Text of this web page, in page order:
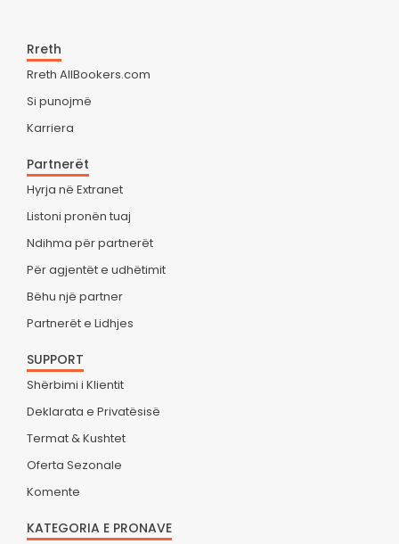
Rreth
Rreth AllBookers.com
Si punojmë
Karriera
Partnerët
Hyrja në Extranet
Listoni pronën tuaj
Ndihma për partnerët
Për agjentët e udhëtimit
Bëhu një partner
Partnerët e Lidhjes
SUPPORT
Shërbimi i Klientit
Deklarata e Privatësisë
Termat & Kushtet
Oferta Sezonale
Komente
KATEGORIA E PRONAVE